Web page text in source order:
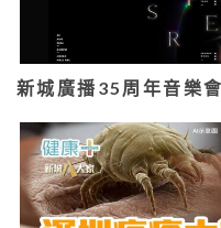
新城廣播35周年音